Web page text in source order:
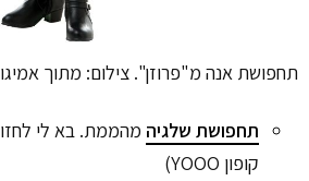
תחפושת אנה מ"פרוזן". צילום: מתוך אמיגו
תחפושת שלגיה
קופון YOOO)